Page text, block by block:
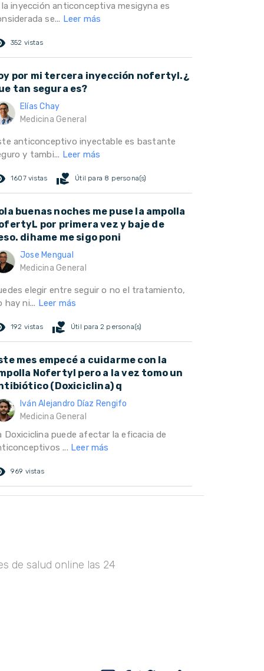
la inyección anticonceptiva mesigyna es
se... Leer más
352 vistas
por mi tercera inyección nofertyl.¿
tan segura es?
Elías Chay
Medicina General
anticonceptivo inyectable es bastante
y tambi... Leer más
1607 vistas volunteer_activism Útil para 8 persona(s)
buenas noches me puse la ampolla
por primera vez y baje de
dihame me sigo poni
Jose Mengual
Medicina General
elegir entre seguir o no el tratamiento,
hay ni... Leer más
192 vistas volunteer_activism Útil para 2 persona(s)
mes empecé a cuidarme con la
Nofertyl pero a la vez tomo un
(Doxiciclina) q
Iván Alejandro Díaz Rengifo
Medicina General
Doxiciclina puede afectar la eficacia de
... Leer más
969 vistas
de salud online las 24